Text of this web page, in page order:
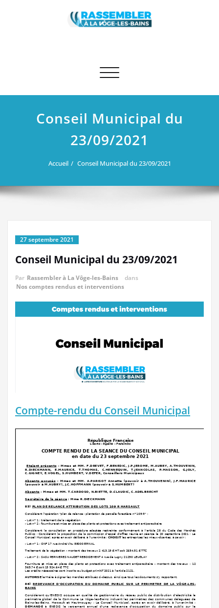
Afficher/masquer la navigation
Conseil Municipal du
23/09/2021
Accueil Conseil Municipal du 23/09/2021
27 septembre 2021
Conseil Municipal du 23/09/2021
Par Rassembler à La Vôge-les-Bains
dans
Nos comptes rendus et interventions
Compte-rendu du Conseil Municipal